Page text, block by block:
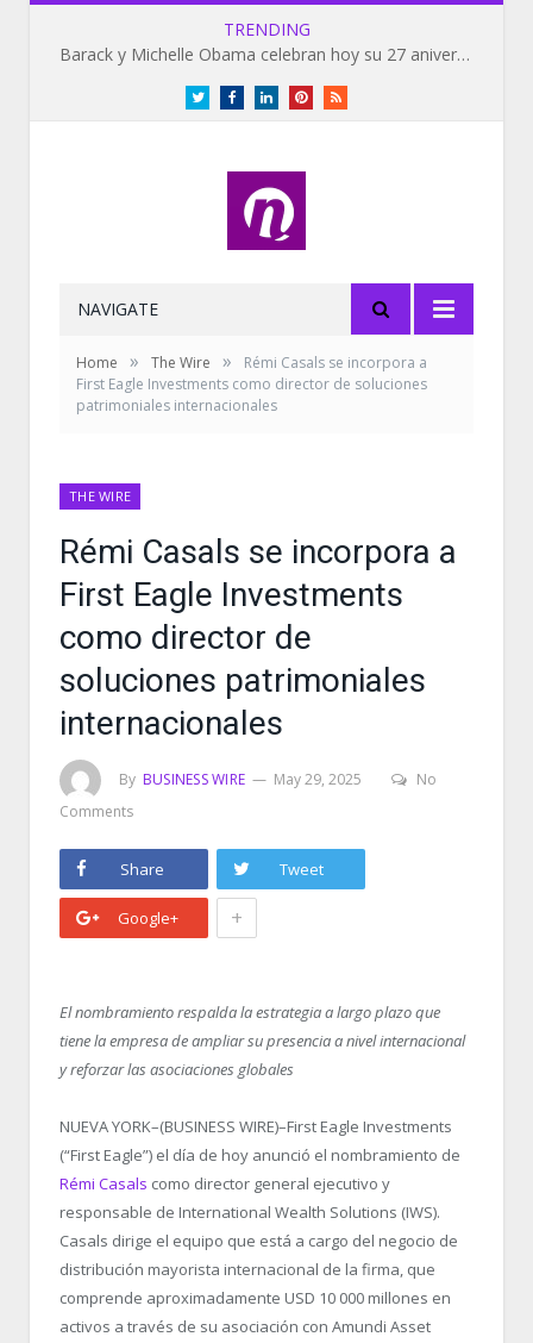
TRENDING
Barack y Michelle Obama celebran hoy su 27 aniversario de bodas
TwitterFacebookLinkedInPinterestRSS
NAVIGATE
Home » The Wire »
Rémi Casals se incorpora a
First Eagle Investments como director de soluciones
patrimoniales internacionales
THE WIRE
Rémi Casals se incorpora a
First Eagle Investments
como director de
soluciones patrimoniales
internacionales
By BUSINESS WIRE May 29, 2025
No
Comments
Share Tweet
Google+ +
El nombramiento respalda la estrategia a largo plazo que
tiene la empresa de ampliar su presencia a nivel internacional
y reforzar las asociaciones globales
NUEVA YORK–(BUSINESS WIRE)–First Eagle Investments
(“First Eagle”) el día de hoy anunció el nombramiento de
Rémi Casals como director general ejecutivo y
responsable de International Wealth Solutions (IWS).
Casals dirige el equipo que está a cargo del negocio de
distribución mayorista internacional de la firma, que
comprende aproximadamente USD 10 000 millones en
activos a través de su asociación con Amundi Asset